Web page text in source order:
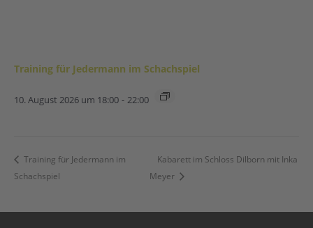
Training für Jedermann im Schachspiel
10. August 2026 um 18:00 - 22:00
Training für Jedermann im
Schachspiel
Kabarett im Schloss Dilborn mit Inka
Meyer